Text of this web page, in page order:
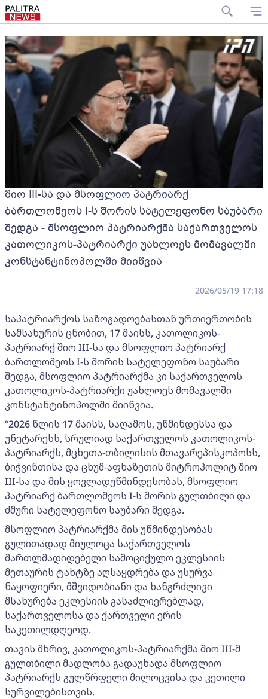
შიო III-სა და მსოფლიო პატრიარქ
ბართლომეოს I-ს შორის სატელეფონო საუბარი
შედგა - მსოფლიო პატრიარქმა საქართველოს
კათოლიკოს-პატრიარქი უახლოეს მომავალში
კონსტანტინოპოლში მიიწვია
2026/05/19 17:18
საპატრიარქოს საზოგადოებასთან ურთიერთობის
სამსახურის ცნობით, 17 მაისს, კათოლიკოს-
პატრიარქ შიო III-სა და მსოფლიო პატრიარქ
ბართლომეოს I-ს შორის სატელეფონო საუბარი
შედგა, მსოფლიო პატრიარქმა კი საქართველოს
კათოლიკოს-პატრიარქი უახლოეს მომავალში
კონსტანტინოპოლში მიიწვია.
“2026 წლის 17 მაისს, საღამოს, უწმინდესსა და
უნეტარესს, სრულიად საქართველოს კათოლიკოს-
პატრიარქს, მცხეთა-თბილისის მთავარეპისკოპოსს,
ბიჭვინთისა და ცხუმ-აფხაზეთის მიტროპოლიტ შიო
III-სა და მის ყოვლადუწმინდესობას, მსოფლიო
პატრიარქ ბართლომეოს I-ს შორის გულთბილი და
ძმური სატელეფონო საუბარი შედგა.
მსოფლიო პატრიარქმა მის უწმინდესობას
გულითადად მიულოცა საქართველოს
მართლმადიდებელი სამოციქულო ეკლესიის
მეთაურის ტახტზე აღსაყდრება და უსურვა
ნაყოფიერი, მშვიდობიანი და ხანგრძლივი
მსახურება ეკლესიის გასაძლიერებლად,
საქართველოსა და ქართველი ერის
საკეთილდღეოდ.
თავის მხრივ, კათოლიკოს-პატრიარქმა შიო III-მ
გულთბილი მადლობა გადაუხადა მსოფლიო
პატრიარქს გულწრფელი მილოცვისა და კეთილი
სურვილებისთვის.